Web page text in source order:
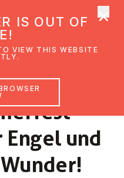
und
IS OUT OF
VIEW THIS WEBSITE
×